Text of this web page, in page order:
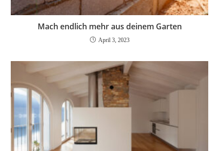
Mach endlich mehr aus deinem Garten
April 3, 2023